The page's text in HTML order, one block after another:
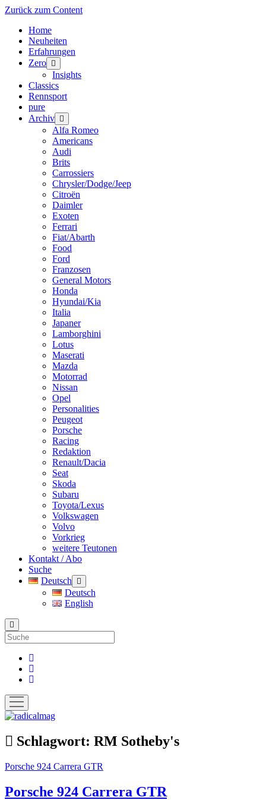
Zurück zum Content
Home
Neuheiten
Erfahrungen
Zero Menü
öffnen
Insights
Classics
Rennsport
pure
Archiv Menü
öffnen
Alfa Romeo
Americans
Audi
Brits
Carrossiers
Chrysler/Dodge/Jeep
Citroën
Daimler
Exoten
Ferrari
Fiat/Abarth
Food
Ford
Franzosen
General Motors
Honda
Hyundai/Kia
Italia
Japaner
Lamborghini
Lotus
Maserati
Mazda
Motorrad
Nissan
Opel
Personalities
Peugeot
Porsche
Racing
Redaktion
Renault/Dacia
Seat
Skoda
Subaru
Toyota/Lexus
Volkswagen
Volvo
Vorkrieg
weitere Teutonen
Kontakt / Abo
Suche
Deutsch
Menü
öffnen
Deutsch
English
Suche
Menü
öffnen
radicalmag
Schlagwort: RM Sotheby's
Porsche 924 Carrera GTR
Porsche 924 Carrera GTR